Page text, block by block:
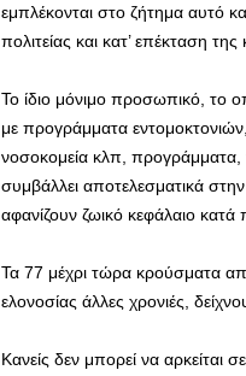
εμπλέκονται στο ζήτημα αυτό
πολιτείας και κατ’ επέκταση της
Το ίδιο μόνιμο προσωπικό, το
με προγράμματα
νοσοκομεία κλπ, προγράμματα,
συμβάλλει αποτελεσματικά
αφανίζουν ζωικό κεφάλαιο κατά
Τα 77 μέχρι τώρα κρούσματα
ελονοσίας άλλες χρονιές,
Κανείς δεν μπορεί να αρκείται